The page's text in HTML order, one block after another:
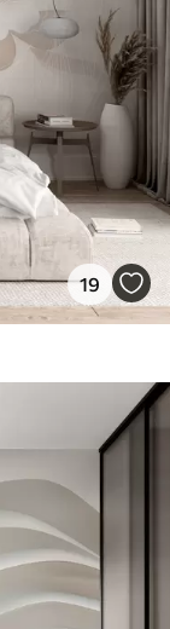
19